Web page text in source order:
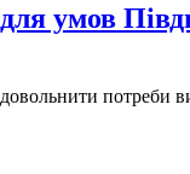
умов
потреби